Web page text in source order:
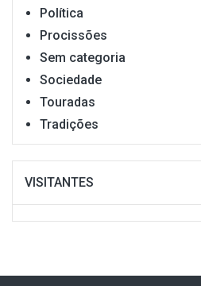
Política
Procissões
Sem categoria
Sociedade
Touradas
Tradições
VISITANTES